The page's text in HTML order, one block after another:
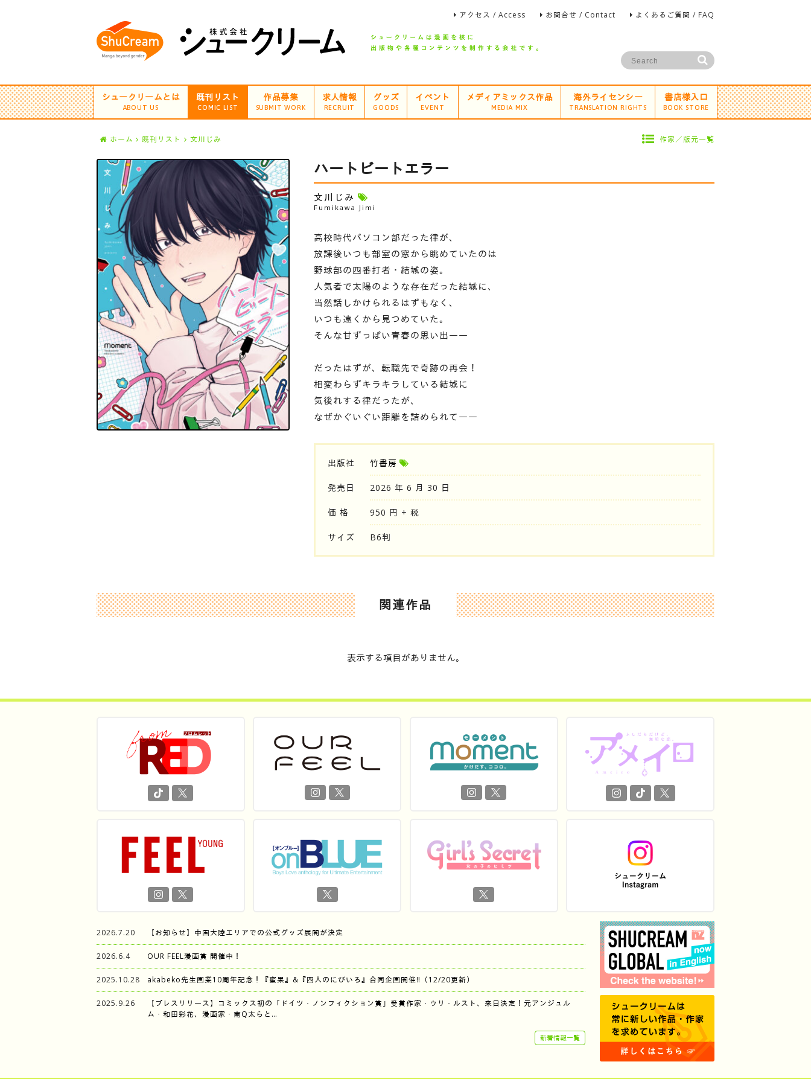
アクセス / Access お問合せ / Contact よくあるご質問 / FAQ
シュークリームとは
ABOUT US
既刊リスト
COMIC LIST
作品募集
SUBMIT WORK
求人情報
RECRUIT
グッズ
GOODS
イベント
EVENT
メディアミックス作品
MEDIA MIX
海外ライセンシー
TRANSLATION RIGHTS
書店様入口
BOOK STORE
ホーム 既刊リスト 文川じみ 作家／版元一覧
ハートビートエラー
文川じみ
Fumikawa Jimi
高校時代パソコン部だった律が、
放課後いつも部室の窓から眺めていたのは
野球部の四番打者・結城の姿。
人気者で太陽のような存在だった結城に、
当然話しかけられるはずもなく、
いつも遠くから見つめていた。
そんな甘ずっぱい青春の思い出――
だったはずが、転職先で奇跡の再会！
相変わらずキラキラしている結城に
気後れする律だったが、
なぜかぐいぐい距離を詰められて――
出版社 竹書房
発売日 2026 年 6 月 30 日
価 格 950 円 + 税
サイズ B6判
関連作品
表示する項目がありません。
2026.7.20 【お知らせ】中国大陸エリアでの公式グッズ展開が決定
2026.6.4 OUR FEEL漫画賞 開催中！
2025.10.28 akabeko先生画業10周年記念！『蜜果』&『四人のにびいろ』合同企画開催‼︎（12/20更新）
2025.9.26
【プレスリリース】コミックス初の「ドイツ・ノンフィクション賞」受賞作家・ウリ・ルスト、来日決定！元アンジュル
ム・和田彩花、漫画家・南Q太らと…
新着情報一覧